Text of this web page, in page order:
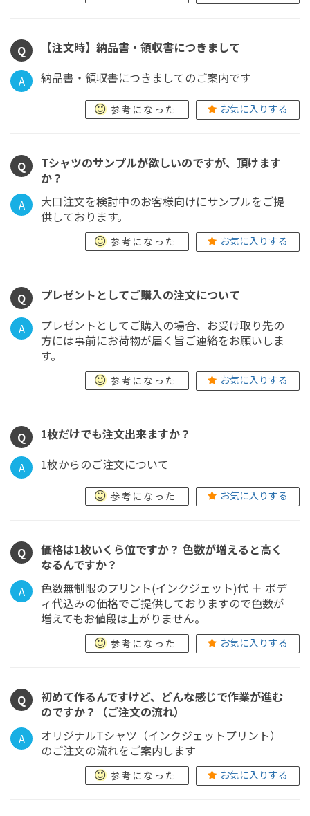
Q 【注文時】納品書・領収書につきまして
A 納品書・領収書につきましてのご案内です
参考になった お気に入りする
Q
Tシャツのサンプルが欲しいのですが、頂けます
か？
A
大口注文を検討中のお客様向けにサンプルをご提
供しております。
参考になった お気に入りする
Q プレゼントとしてご購入の注文について
A
プレゼントとしてご購入の場合、お受け取り先の
方には事前にお荷物が届く旨ご連絡をお願いしま
す。
参考になった お気に入りする
Q 1枚だけでも注文出来ますか？
A 1枚からのご注文について
参考になった お気に入りする
Q
価格は1枚いくら位ですか？ 色数が増えると高く
なるんですか？
A
色数無制限のプリント(インクジェット)代 ＋ ボデ
ィ代込みの価格でご提供しておりますので色数が
増えてもお値段は上がりません。
参考になった お気に入りする
Q
初めて作るんですけど、どんな感じで作業が進む
のですか？（ご注文の流れ）
A
オリジナルTシャツ（インクジェットプリント）
のご注文の流れをご案内します
参考になった お気に入りする